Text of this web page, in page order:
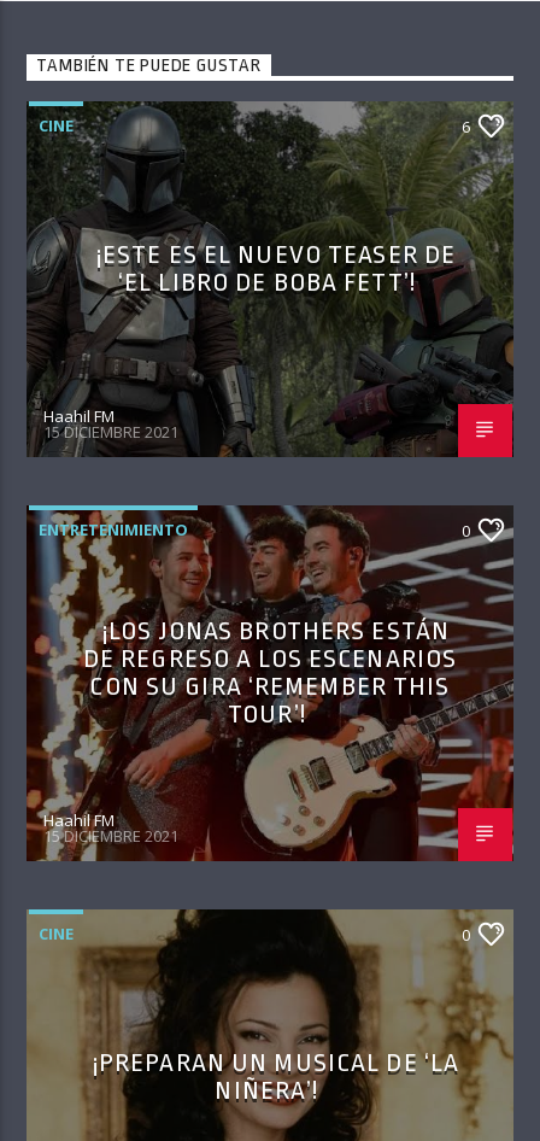
TAMBIÉN TE PUEDE GUSTAR
CINE 6
¡ESTE ES EL NUEVO TEASER DE
‘EL LIBRO DE BOBA FETT’!
Haahil FM
15 DICIEMBRE 2021
ENTRETENIMIENTO 0
¡LOS JONAS BROTHERS ESTÁN
DE REGRESO A LOS ESCENARIOS
CON SU GIRA ‘REMEMBER THIS
TOUR’!
Haahil FM
15 DICIEMBRE 2021
CINE 0
¡PREPARAN UN MUSICAL DE ‘LA
NIÑERA’!